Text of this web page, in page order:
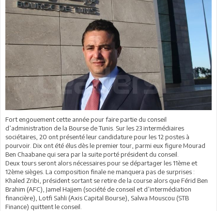
Fort engouement cette année pour faire partie du conseil
d’administration de la Bourse de Tunis. Sur les 23 intermédiaires
sociétaires, 20 ont présenté leur candidature pour les 12 postes à
pourvoir. Dix ont été élus dès le premier tour, parmi eux figure Mourad
Ben Chaabane qui sera par la suite porté président du conseil.
Deux tours seront alors nécessaires pour se départager les 11ème et
12ème sièges. La composition finale ne manquera pas de surprises :
Khaled Zribi, président sortant se retire de la course alors que Férid Ben
Brahim (AFC), Jamel Hajjem (société de conseil et d’intermédiation
financière), Lotfi Sahli (Axis Capital Bourse), Salwa Mouscou (STB
Finance) quittent le conseil.